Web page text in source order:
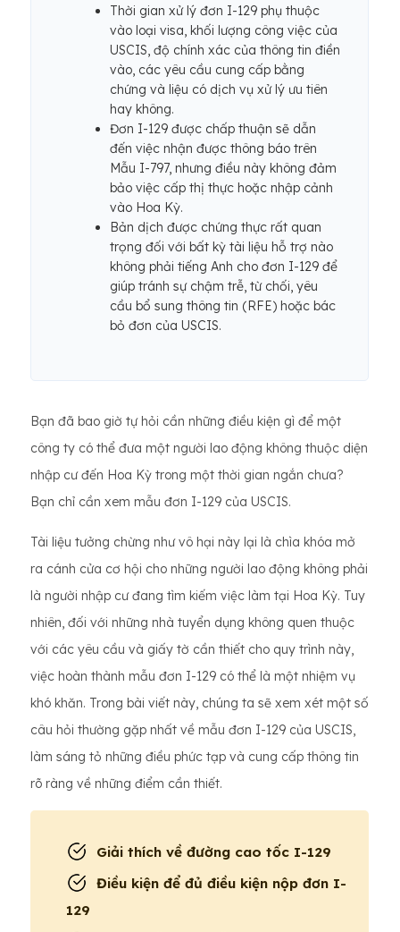
Thời gian xử lý đơn I-129 phụ thuộc
vào loại visa, khối lượng công việc của
USCIS, độ chính xác của thông tin điền
vào, các yêu cầu cung cấp bằng
chứng và liệu có dịch vụ xử lý ưu tiên
hay không.
Đơn I-129 được chấp thuận sẽ dẫn
đến việc nhận được thông báo trên
Mẫu I-797, nhưng điều này không đảm
bảo việc cấp thị thực hoặc nhập cảnh
vào Hoa Kỳ.
Bản dịch được chứng thực rất quan
trọng đối với bất kỳ tài liệu hỗ trợ nào
không phải tiếng Anh cho đơn I-129 để
giúp tránh sự chậm trễ, từ chối, yêu
cầu bổ sung thông tin (RFE) hoặc bác
bỏ đơn của USCIS.
Bạn đã bao giờ tự hỏi cần những điều kiện gì để một
công ty có thể đưa một người lao động không thuộc diện
nhập cư đến Hoa Kỳ trong một thời gian ngắn chưa?
Bạn chỉ cần xem mẫu đơn I-129 của USCIS.
Tài liệu tưởng chừng như vô hại này lại là chìa khóa mở
ra cánh cửa cơ hội cho những người lao động không phải
là người nhập cư đang tìm kiếm việc làm tại Hoa Kỳ. Tuy
nhiên, đối với những nhà tuyển dụng không quen thuộc
với các yêu cầu và giấy tờ cần thiết cho quy trình này,
việc hoàn thành mẫu đơn I-129 có thể là một nhiệm vụ
khó khăn. Trong bài viết này, chúng ta sẽ xem xét một số
câu hỏi thường gặp nhất về mẫu đơn I-129 của USCIS,
làm sáng tỏ những điều phức tạp và cung cấp thông tin
rõ ràng về những điểm cần thiết.
Giải thích về đường cao tốc I-129
Điều kiện để đủ điều kiện nộp đơn I-
129